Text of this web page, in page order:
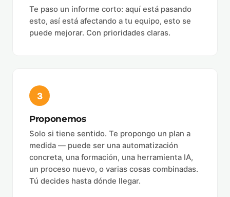
Te paso un informe corto: aquí está pasando
esto, así está afectando a tu equipo, esto se
puede mejorar. Con prioridades claras.
3
Proponemos
Solo si tiene sentido. Te propongo un plan a
medida — puede ser una automatización
concreta, una formación, una herramienta IA,
un proceso nuevo, o varias cosas combinadas.
Tú decides hasta dónde llegar.